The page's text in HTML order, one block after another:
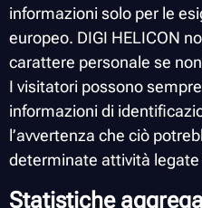
informazioni solo per le
europeo. DIGI HELICON
carattere personale se
I visitatori possono
informazioni di
l’avvertenza che ciò
determinate attività legate
Statistiche